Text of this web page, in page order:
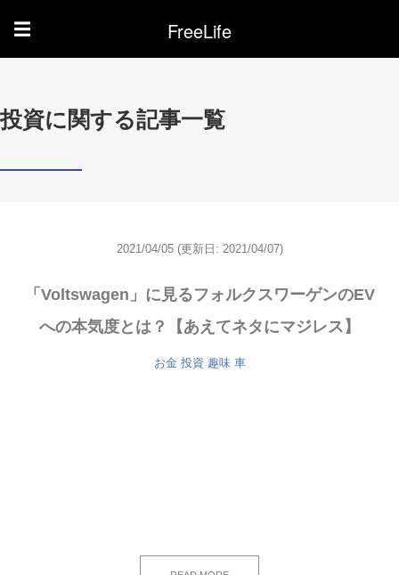
☰ FreeLife
投資に関する記事一覧
2021/04/05 (更新日: 2021/04/07)
「Voltswagen」に見るフォルクスワーゲンのEV
への本気度とは？【あえてネタにマジレス】
お金 投資 趣味 車